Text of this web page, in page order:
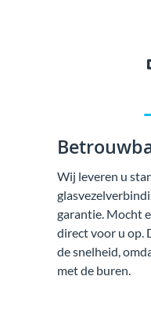
Wij leveren u
garantie. Mocht
direct voor u op.
de snelheid,
met de buren.